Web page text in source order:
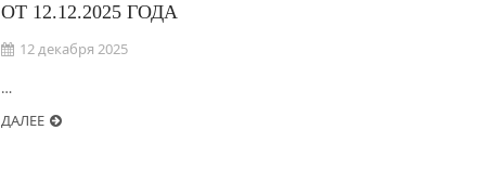
ОТ 12.12.2025 ГОДА
12 декабря 2025
…
ДАЛЕЕ